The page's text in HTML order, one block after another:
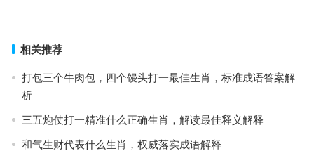
相关推荐
打包三个牛肉包，四个馒头打一最佳生肖，标准成语答案解
析
三五炮仗打一精准什么正确生肖，解读最佳释义解释
和气生财代表什么生肖，权威落实成语解释